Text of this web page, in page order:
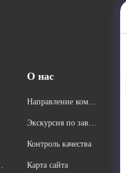
О нас
Направление компа
Экскурсия по завод
Контроль качества
Карта сайта